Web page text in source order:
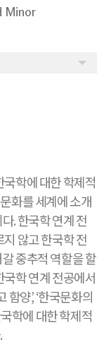
Minor
학에 대한 학제적
화를 세계에 소개
. 한국학 연계 전
않고 한국학 전
중추적 역할을 할
학 연계 전공에서
양’, ‘한국문화의
학에 대한 학제적